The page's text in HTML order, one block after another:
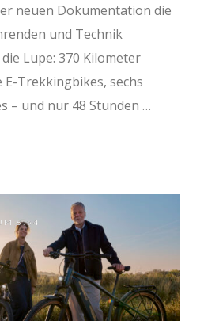
neuen Dokumentation die
und Technik
Lupe: 370 Kilometer
E-Trekkingbikes, sechs
– und nur 48 Stunden …
8:54